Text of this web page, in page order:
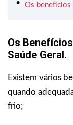
Os benefícios
Os
Saúde Geral.
Existem vários
quando
frio;